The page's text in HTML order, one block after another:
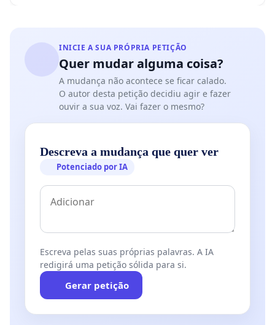
INICIE A SUA PRÓPRIA PETIÇÃO
Quer mudar alguma coisa?
A mudança não acontece se ficar calado.
O autor desta petição decidiu agir e fazer
ouvir a sua voz. Vai fazer o mesmo?
Descreva a mudança que quer ver
Potenciado por IA
Escreva pelas suas próprias palavras. A IA
redigirá uma petição sólida para si.
Gerar petição